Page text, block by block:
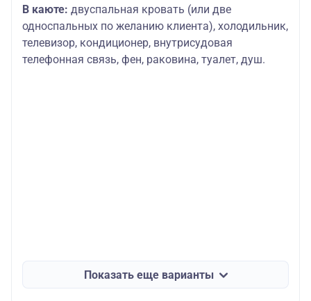
В каюте: двуспальная кровать (или две
односпальных по желанию клиента), холодильник,
телевизор, кондиционер, внутрисудовая
телефонная связь, фен, раковина, туалет, душ.
Показать еще варианты